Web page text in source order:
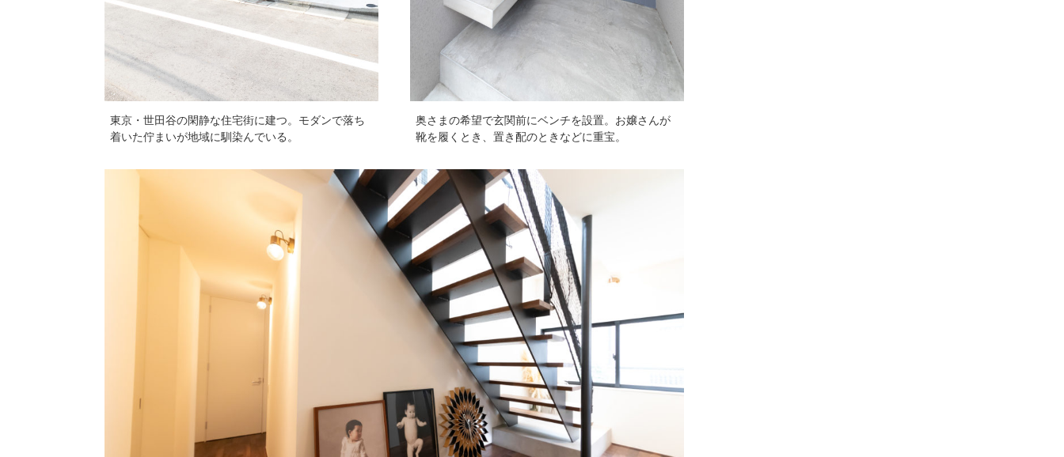
東京・世田谷の閑静な住宅街に建つ。モダンで落ち
着いた佇まいが地域に馴染んでいる。
奥さまの希望で玄関前にベンチを設置。お嬢さんが
靴を履くとき、置き配のときなどに重宝。